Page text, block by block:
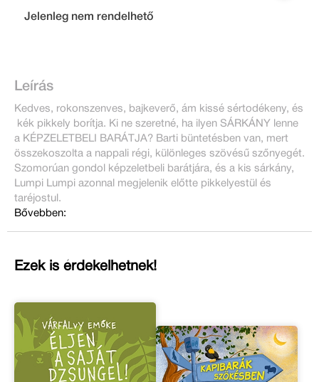
Jelenleg nem rendelhető
Leírás
Kedves, rokonszenves, bajkeverő, ám kissé sértodékeny, és
kék pikkely borítja. Ki ne szeretné, ha ilyen SÁRKÁNY lenne
a KÉPZELETBELI BARÁTJA? Barti büntetésben van, mert
összekoszolta a nappali régi, különleges szövésű szőnyegét.
Szomorúan gondol képzeletbeli barátjára, és a kis sárkány,
Lumpi Lumpi azonnal megjelenik előtte pikkelyestül és
taréjostul.
Bővebben:
Ezek is érdekelhetnek!